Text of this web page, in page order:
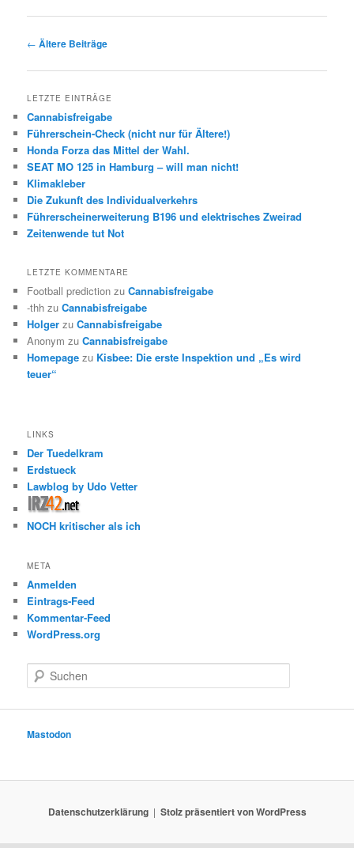
Beitrags-
← Ältere Beiträge
LETZTE EINTRÄGE
Cannabisfreigabe
Führerschein-Check (nicht nur für Ältere!)
Honda Forza das Mittel der Wahl.
SEAT MO 125 in Hamburg – will man nicht!
Klimakleber
Die Zukunft des Individualverkehrs
Führerscheinerweiterung B196 und elektrisches Zweirad
Zeitenwende tut Not
LETZTE KOMMENTARE
Football prediction zuCannabisfreigabe
-thh zuCannabisfreigabe
Holger zuCannabisfreigabe
Anonym zuCannabisfreigabe
Homepage zu Kisbee: Die erste Inspektion und „Es wird
teuer“
LINKS
Der Tuedelkram
Erdstueck
Lawblog by Udo Vetter
NOCH kritischer als ich
META
Anmelden
Eintrags-Feed
Kommentar-Feed
WordPress.org
u
e
Mastodon
Datenschutzerklärung Stolz präsentiert von WordPress